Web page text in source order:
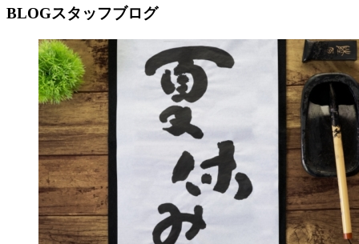
BLOGスタッフブログ